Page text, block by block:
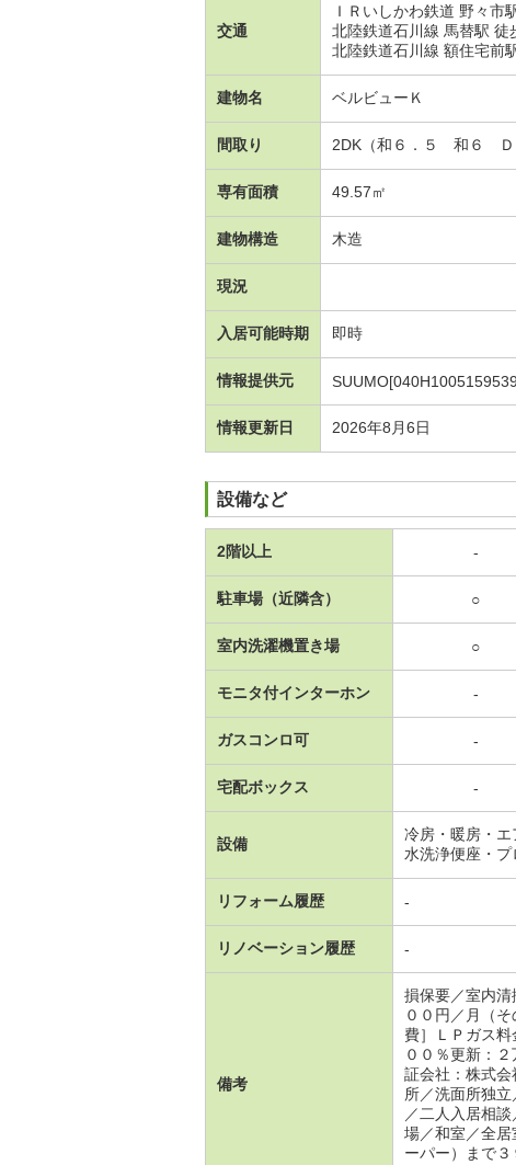
交通
ＩＲいしかわ鉄道 野々
北陸鉄道石川線 馬替駅 徒
北陸鉄道石川線 額住宅前
建物名 ベルビューＫ
間取り 2DK（和６．５ 和６ Ｄ
専有面積 49.57㎡
建物構造 木造
現況
入居可能時期 即時
情報提供元
情報更新日 2026年8月6日
設備など
2階以上 -
駐車場（近隣含） ○
室内洗濯機置き場 ○
モニタ付インターホン -
ガスコンロ可 -
宅配ボックス -
設備
冷房・暖房・
水洗浄便座・
リフォーム履歴 -
リノベーション履歴 -
備考
損保要／室内
００円／月（
費］ＬＰガス
００％更新：
証会社：株式
所／洗面所独
／二人入居相
場／和室／全
ーパー）まで